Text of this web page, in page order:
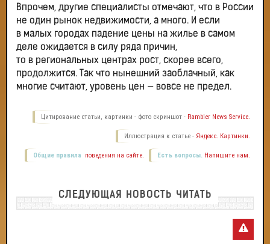
Впрочем, другие специалисты отмечают, что в России
не один рынок недвижимости, а много. И если
в малых городах падение цены на жилье в самом
деле ожидается в силу ряда причин,
то в региональных центрах рост, скорее всего,
продолжится. Так что нынешний заоблачный, как
многие считают, уровень цен — вовсе не предел.
Цитирование статьи, картинки - фото скриншот - Rambler News Service.
Иллюстрация к статье - Яндекс. Картинки.
Есть вопросы. Напишите нам.
Общие правила поведения на сайте.
СЛЕДУЮЩАЯ НОВОСТЬ ЧИТАТЬ